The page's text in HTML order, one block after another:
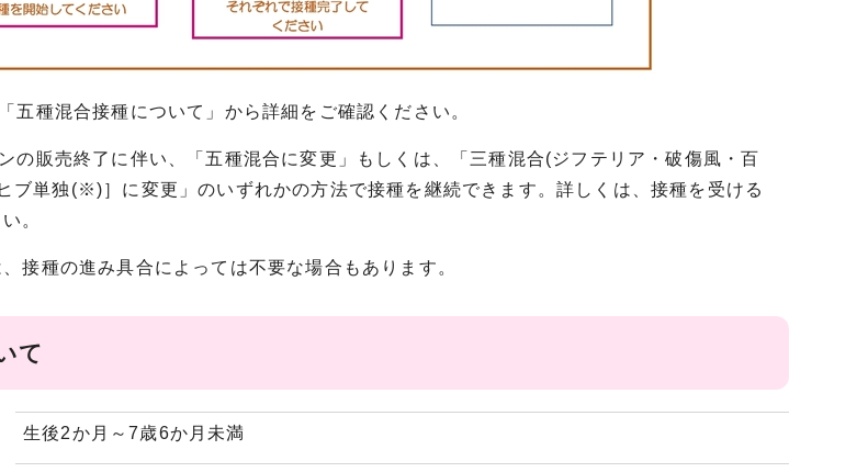
五種混合接種について」から詳細をご確認ください。
の販売終了に伴い、「五種混合に変更」もしくは、「三種混合(ジフテリア・破傷風・百
ブ単独(※)］に変更」のいずれかの方法で接種を継続できます。詳しくは、接種を受ける
。
種の進み具合によっては不要な場合もあります。
て
生後2か月～7歳6か月未満